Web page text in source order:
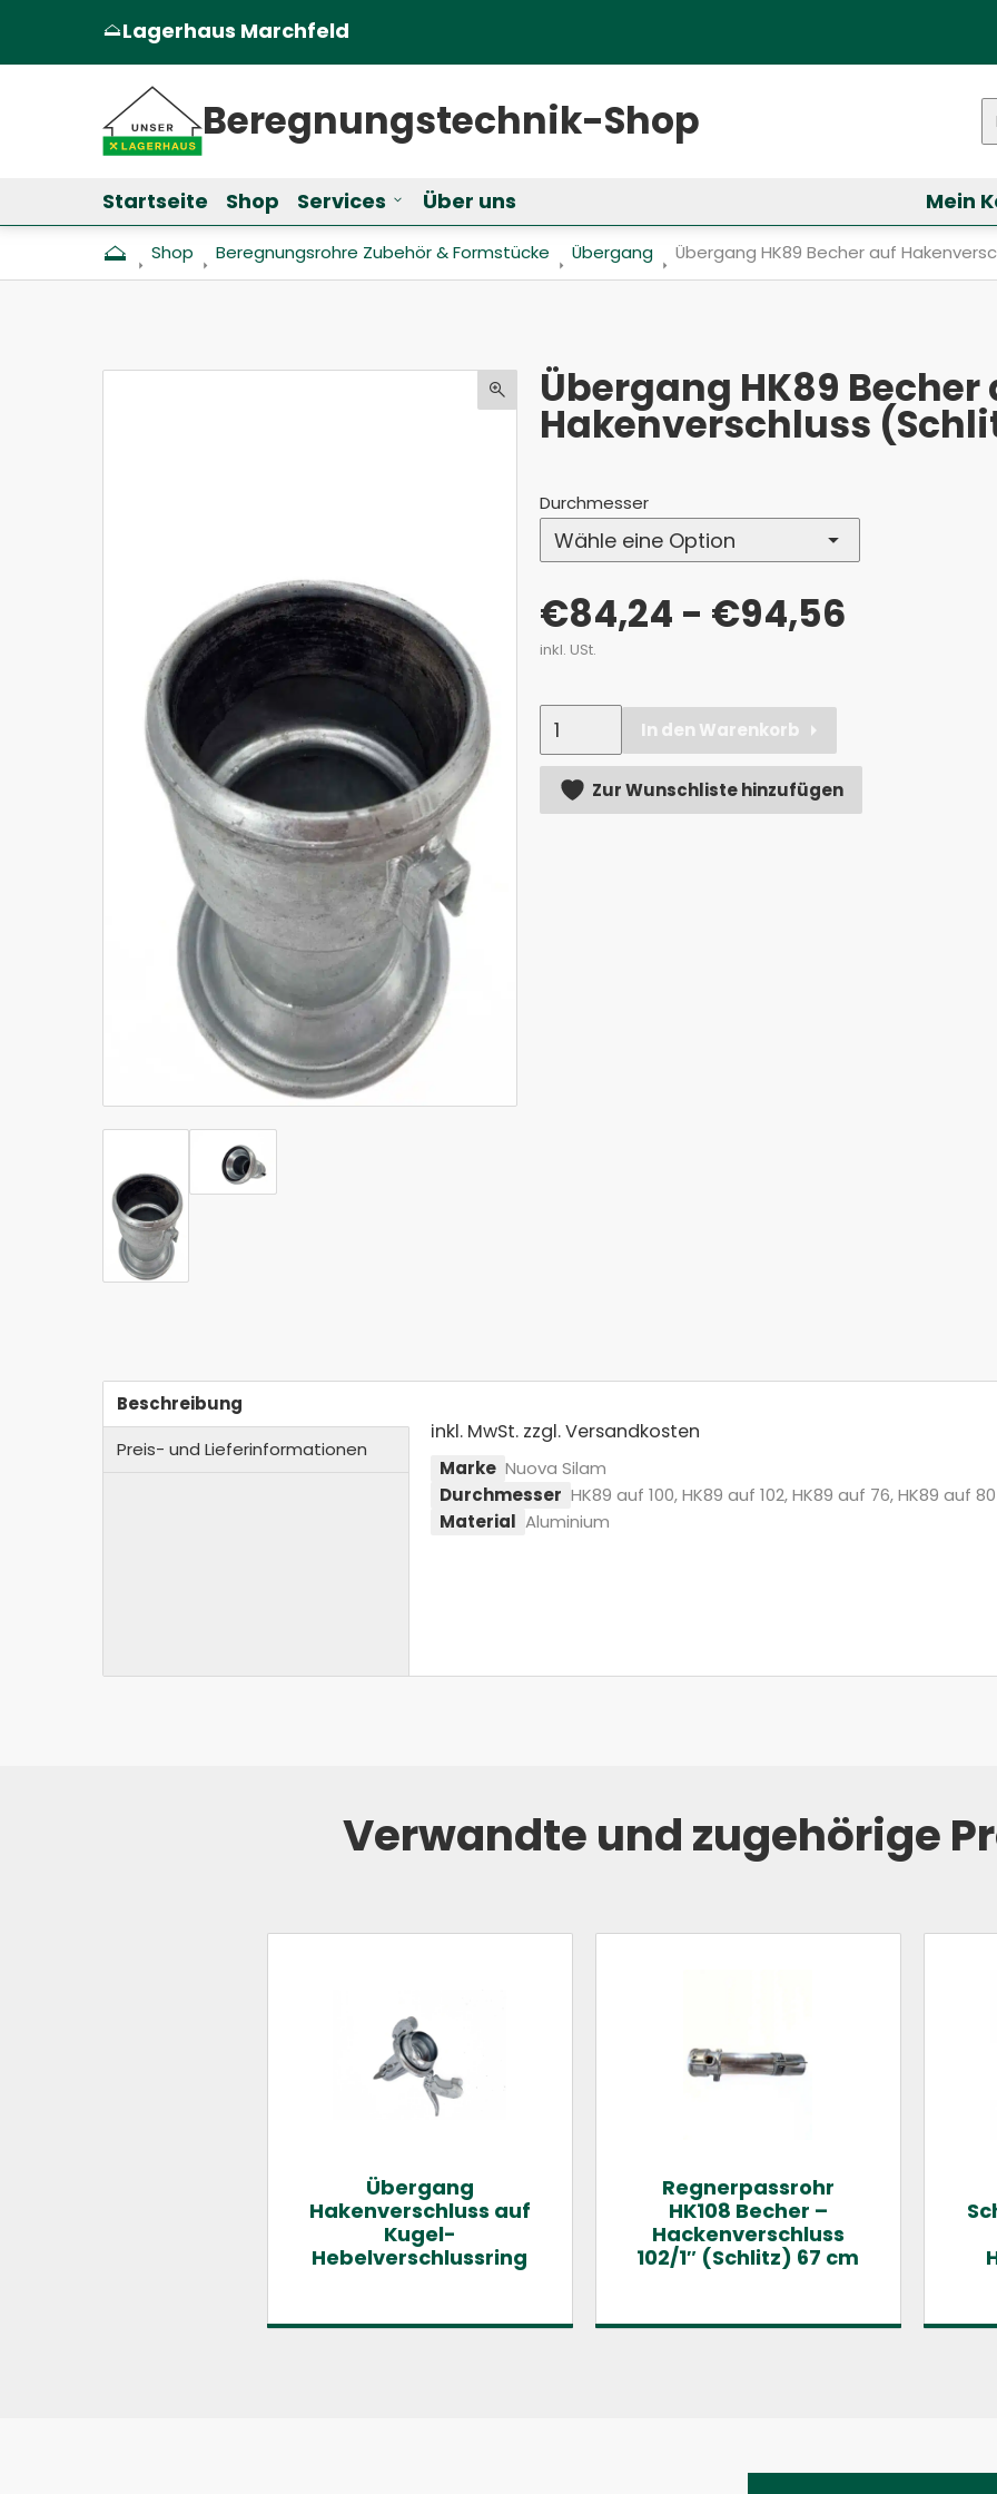
Lagerhaus Marchfeld
(Öffnet in einem neuen Tab oder Fenster)
Beregnungs­technik-Shop
Startseite Shop Services Untermenü für &bdquo;Services&ldquo; anzeigen
Über uns Mein
Shop Beregnungs­rohre Zubehör & Form­stücke Übergang Aktuell: Übergang HK89 Becher auf
Übergang HK89 Becher auf
Übergang HK89 Becher
Hakenverschluss
Durchmesser
€84,24 - €94,56
inkl. USt.
Anzahl
In den Warenkorb
Alternative:
Zur Wunschliste hinzufügen
Beschreibung
Preis- und Lieferinformationen
inkl. MwSt. zzgl. Versandkosten
Nuova Silam
Marke
HK89 auf 100, HK89 auf 102, HK89 auf 76, HK89 auf 80
Durchmesser
Aluminium
Material
Verwandte und zugehörige
Übergang
Hakenverschluss auf
Kugel-
Hebelverschlussring
Regnerpassrohr
HK108 Becher –
Hackenverschluss
102/1″ (Schlitz) 67 cm